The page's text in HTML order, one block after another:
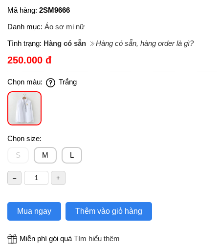
Mã hàng: 2SM9666
Danh mục: Áo sơ mi nữ
Tình trạng: Hàng có sẵn Hàng có sẵn, hàng order là gì?
250.000 đ
Chọn màu: Trắng
Chọn size:
S
M L
Mua ngay Thêm vào giỏ hàng
Miễn phí gói quà Tìm hiểu thêm